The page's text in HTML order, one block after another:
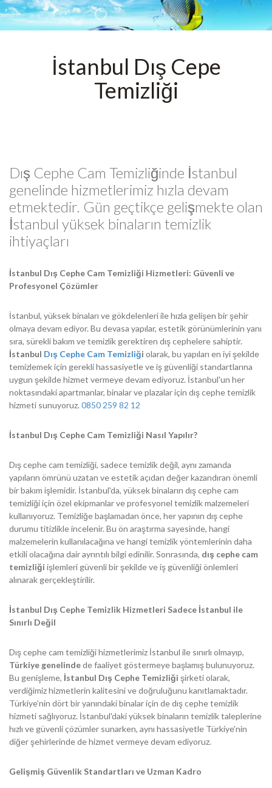
İstanbul Dış Cepe
Temizliği
Dış Cephe Cam Temizliğinde İstanbul
genelinde hizmetlerimiz hızla devam
etmektedir. Gün geçtikçe gelişmekte olan
İstanbul yüksek binaların temizlik
ihtiyaçları
İstanbul Dış Cephe Cam Temizliği Hizmetleri: Güvenli ve
Profesyonel Çözümler
İstanbul, yüksek binaları ve gökdelenleri ile hızla gelişen bir şehir
olmaya devam ediyor. Bu devasa yapılar, estetik görünümlerinin yanı
sıra, sürekli bakım ve temizlik gerektiren dış cephelere sahiptir.
İstanbul Dış Cephe Cam Temizliği olarak, bu yapıları en iyi şekilde
temizlemek için gerekli hassasiyetle ve iş güvenliği standartlarına
uygun şekilde hizmet vermeye devam ediyoruz. İstanbul'un her
noktasındaki apartmanlar, binalar ve plazalar için dış cephe temizlik
hizmeti sunuyoruz. 0850 259 82 12
İstanbul Dış Cephe Cam Temizliği Nasıl Yapılır?
Dış cephe cam temizliği, sadece temizlik değil, aynı zamanda
yapıların ömrünü uzatan ve estetik açıdan değer kazandıran önemli
bir bakım işlemidir. İstanbul'da, yüksek binaların dış cephe cam
temizliği için özel ekipmanlar ve profesyonel temizlik malzemeleri
kullanıyoruz. Temizliğe başlamadan önce, her yapının dış cephe
durumu titizlikle incelenir. Bu ön araştırma sayesinde, hangi
malzemelerin kullanılacağına ve hangi temizlik yöntemlerinin daha
etkili olacağına dair ayrıntılı bilgi edinilir. Sonrasında, dış cephe cam
temizliği işlemleri güvenli bir şekilde ve iş güvenliği önlemleri
alınarak gerçekleştirilir.
İstanbul Dış Cephe Temizlik Hizmetleri Sadece İstanbul ile
Sınırlı Değil
Dış cephe cam temizliği hizmetlerimiz İstanbul ile sınırlı olmayıp,
Türkiye genelindede faaliyet göstermeye başlamış bulunuyoruz.
Bu genişleme, İstanbul Dış Cephe Temizliği şirketi olarak,
verdiğimiz hizmetlerin kalitesini ve doğruluğunu kanıtlamaktadır.
Türkiye’nin dört bir yanındaki binalar için de dış cephe temizlik
hizmeti sağlıyoruz. İstanbul'daki yüksek binaların temizlik taleplerine
hızlı ve güvenli çözümler sunarken, aynı hassasiyetle Türkiye'nin
diğer şehirlerinde de hizmet vermeye devam ediyoruz.
Gelişmiş Güvenlik Standartları ve Uzman Kadro